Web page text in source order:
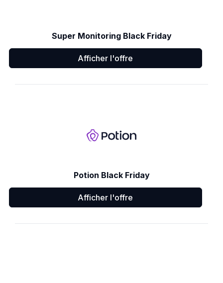
Super Monitoring Black Friday
Afficher l'offre
Potion Black Friday
Afficher l'offre